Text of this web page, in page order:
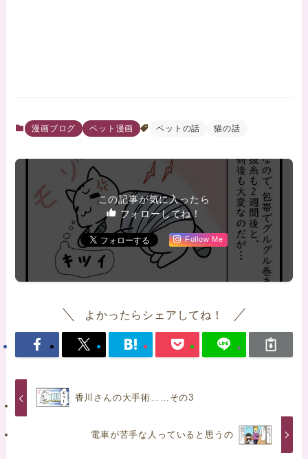
漫画ブログ ペット漫画 ペットの話 猫の話
この記事が気に入ったら
フォローしてね！
Follow Me
よかったらシェアしてね！
香川さんの大手術……その3
電車が苦手な人っていると思うの